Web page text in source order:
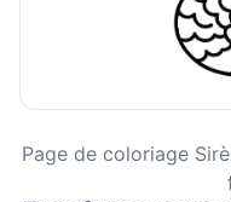
Page de coloriage